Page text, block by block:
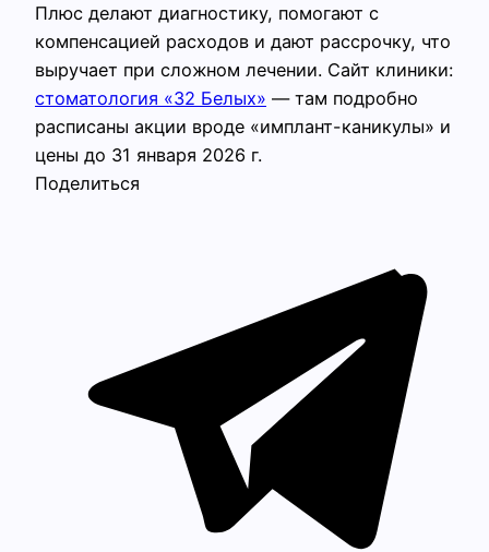
Плюс делают диагностику, помогают с
компенсацией расходов и дают рассрочку, что
выручает при сложном лечении. Сайт клиники:
стоматология «32 Белых» — там подробно
расписаны акции вроде «имплант-каникулы» и
цены до 31 января 2026 г.
Поделиться